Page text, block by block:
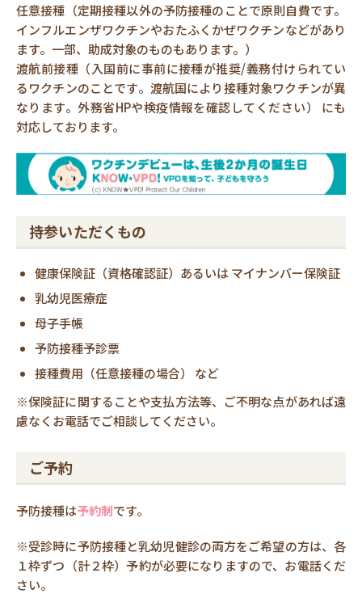
任意接種（定期接種以外の予防接種のことで原則自費です。
インフルエンザワクチンやおたふくかぜワクチンなどがあり
ます。一部、助成対象のものもあります。）
渡航前接種（入国前に事前に接種が推奨/義務付けられてい
るワクチンのことです。渡航国により接種対象ワクチンが異
なります。外務省HPや検疫情報を確認してください） にも
対応しております。
持参いただくもの
健康保険証（資格確認証）あるいは マイナンバー保険証
乳幼児医療症
母子手帳
予防接種予診票
接種費用（任意接種の場合） など
※保険証に関することや支払方法等、ご不明な点があれば遠
慮なくお電話でご相談してください。
ご予約
予防接種は予約制です。
※受診時に予防接種と乳幼児健診の両方をご希望の方は、各
１枠ずつ（計２枠）予約が必要になりますので、お電話くだ
さい。